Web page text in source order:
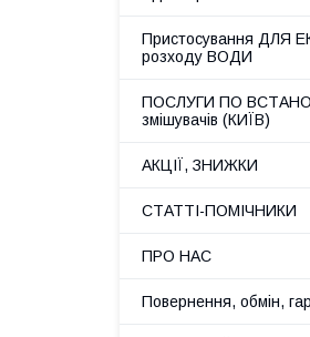
Пристосування ДЛЯ
розходу ВОДИ
ПОСЛУГИ ПО
змішувачів (КИЇВ)
АКЦІЇ, ЗНИЖКИ
СТАТТІ-ПОМІЧНИКИ
ПРО НАС
Повернення, обмін,